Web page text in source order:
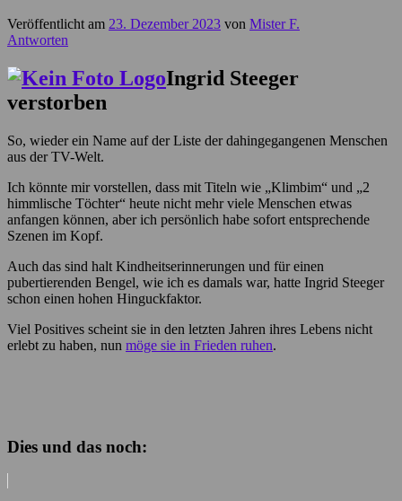
Veröffentlicht am 23. Dezember 2023 von Mister F.
Antworten
Ingrid Steeger
verstorben
So, wieder ein Name auf der Liste der dahingegangenen Menschen
aus der TV-Welt.
Ich könnte mir vorstellen, dass mit Titeln wie „Klimbim“ und „2
himmlische Töchter“ heute nicht mehr viele Menschen etwas
anfangen können, aber ich persönlich habe sofort entsprechende
Szenen im Kopf.
Auch das sind halt Kindheitserinnerungen und für einen
pubertierenden Bengel, wie ich es damals war, hatte Ingrid Steeger
schon einen hohen Hinguckfaktor.
Viel Positives scheint sie in den letzten Jahren ihres Lebens nicht
erlebt zu haben, nun möge sie in Frieden ruhen.
Dies und das noch: